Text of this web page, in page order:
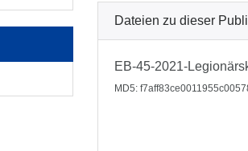
Dateien zu dieser
EB-45-2021-
MD5: